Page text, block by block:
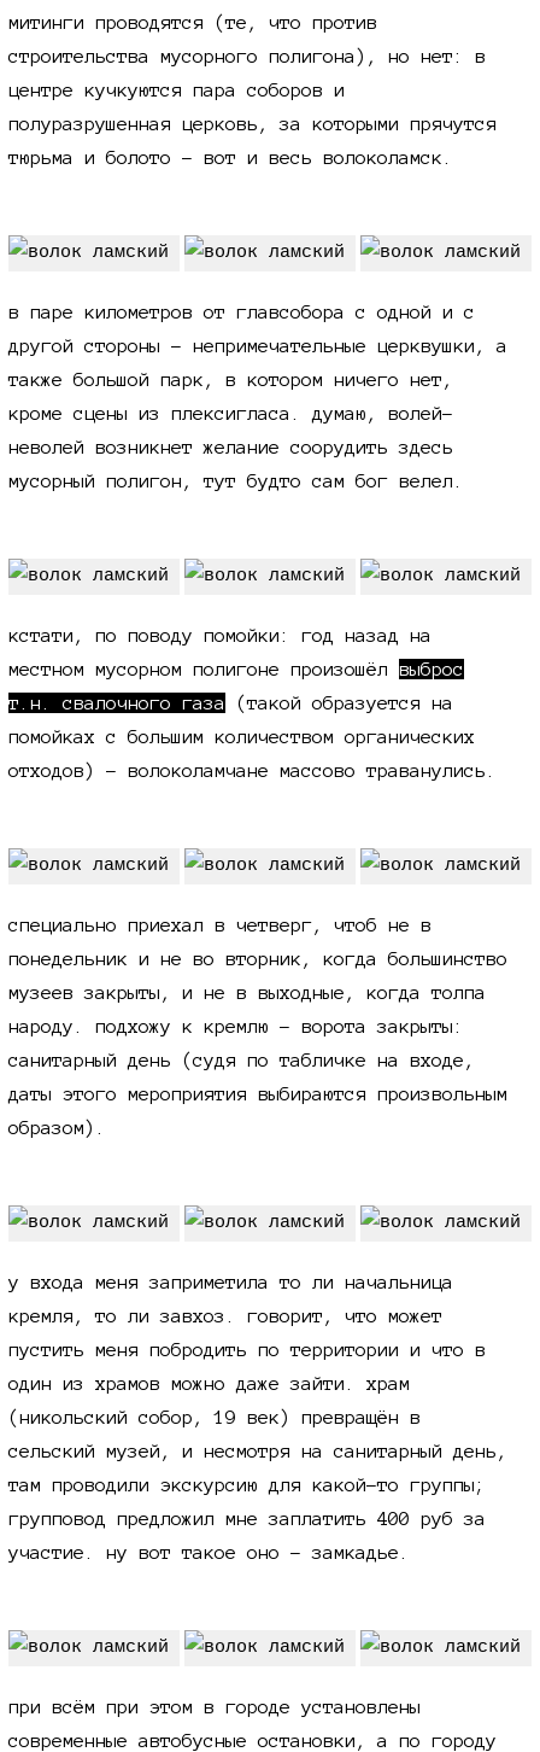
митинги проводятся (те, что против
строительства мусорного полигона), но нет: в
центре кучкуются пара соборов и
полуразрушенная церковь, за которыми прячутся
тюрьма и болото - вот и весь волоколамск.
в паре километров от главсобора с одной и с
другой стороны - непримечательные церквушки, а
также большой парк, в котором ничего нет,
кроме сцены из плексигласа. думаю, волей-
неволей возникнет желание соорудить здесь
мусорный полигон, тут будто сам бог велел.
кстати, по поводу помойки: год назад на
местном мусорном полигоне произошёл выброс
т.н. свалочного газа
(такой образуется на
помойках с большим количеством органических
отходов) - волоколамчане массово траванулись.
специально приехал в четверг, чтоб не в
понедельник и не во вторник, когда большинство
музеев закрыты, и не в выходные, когда толпа
народу. подхожу к кремлю - ворота закрыты:
санитарный день (судя по табличке на входе,
даты этого мероприятия выбираются произвольным
образом).
у входа меня заприметила то ли начальница
кремля, то ли завхоз. говорит, что может
пустить меня побродить по территории и что в
один из храмов можно даже зайти. храм
(никольский собор, 19 век) превращён в
сельский музей, и несмотря на санитарный день,
там проводили экскурсию для какой-то группы;
групповод предложил мне заплатить 400 руб за
участие. ну вот такое оно - замкадье.
при всём при этом в городе установлены
современные автобусные остановки, а по городу